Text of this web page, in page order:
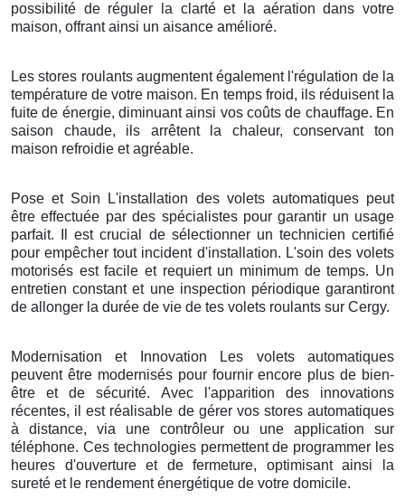
possibilité de réguler la clarté et la aération dans votre
maison, offrant ainsi un aisance amélioré.
Les stores roulants augmentent également l'régulation de la
température de votre maison. En temps froid, ils réduisent la
fuite de énergie, diminuant ainsi vos coûts de chauffage. En
saison chaude, ils arrêtent la chaleur, conservant ton
maison refroidie et agréable.
Pose et Soin L'installation des volets automatiques peut
être effectuée par des spécialistes pour garantir un usage
parfait. Il est crucial de sélectionner un technicien certifié
pour empêcher tout incident d'installation. L'soin des volets
motorisés est facile et requiert un minimum de temps. Un
entretien constant et une inspection périodique garantiront
de allonger la durée de vie de tes volets roulants sur Cergy.
Modernisation et Innovation Les volets automatiques
peuvent être modernisés pour fournir encore plus de bien-
être et de sécurité. Avec l'apparition des innovations
récentes, il est réalisable de gérer vos stores automatiques
à distance, via une contrôleur ou une application sur
téléphone. Ces technologies permettent de programmer les
heures d'ouverture et de fermeture, optimisant ainsi la
sureté et le rendement énergétique de votre domicile.